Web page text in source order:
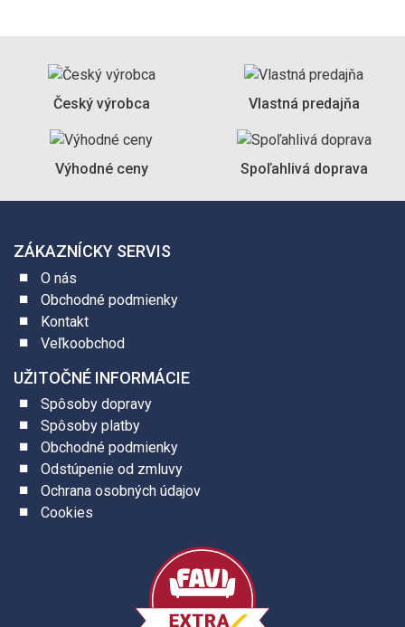
Český výrobca Vlastná predajňa
Výhodné ceny Spoľahlivá doprava
ZÁKAZNÍCKY SERVIS
O nás
Obchodné podmienky
Kontakt
Veľkoobchod
UŽITOČNÉ INFORMÁCIE
Spôsoby dopravy
Spôsoby platby
Obchodné podmienky
Odstúpenie od zmluvy
Ochrana osobných údajov
Cookies